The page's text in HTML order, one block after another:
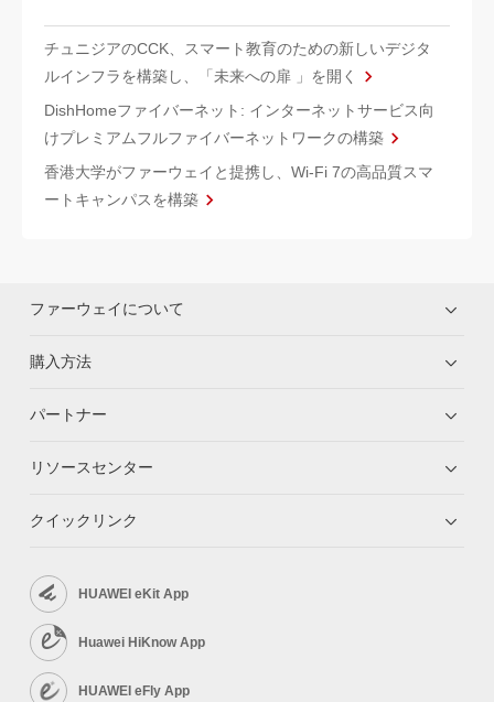
チュニジアのCCK、スマート教育のための新しいデジタ
ルインフラを構築し、「未来への扉 」を開く
DishHomeファイバーネット: インターネットサービス向
けプレミアムフルファイバーネットワークの構築
香港大学がファーウェイと提携し、Wi-Fi 7の高品質スマ
ートキャンパスを構築
ファーウェイについて
購入方法
パートナー
リソースセンター
クイックリンク
HUAWEI eKit App
Huawei HiKnow App
HUAWEI eFly App